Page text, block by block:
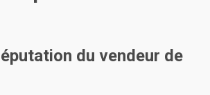
du vendeur de